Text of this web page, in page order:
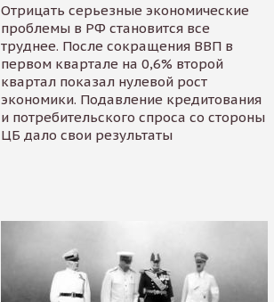
Отрицать серьезные экономические
проблемы в РФ становится все
труднее. После сокращения ВВП в
первом квартале на 0,6% второй
квартал показал нулевой рост
экономики. Подавление кредитования
и потребительского спроса со стороны
ЦБ дало свои результаты